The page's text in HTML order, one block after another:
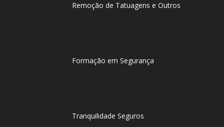
Remoção de Tatuagens e Outros
Formação em Segurança
Tranquilidade Seguros